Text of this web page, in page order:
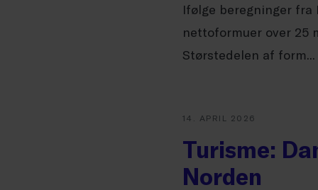
Ifølge beregninger fra
nettoformuer over 25
Størstedelen af form...
14. APRIL 2026
Turisme:
Norden